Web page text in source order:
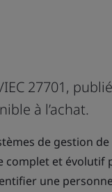
IEC 27701,
à l’achat.
de gestion
complet et évolutif
une